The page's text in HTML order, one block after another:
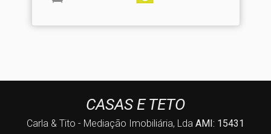
CASAS E TETO
Carla & Tito - Mediação Imobiliária, Lda AMI: 15431